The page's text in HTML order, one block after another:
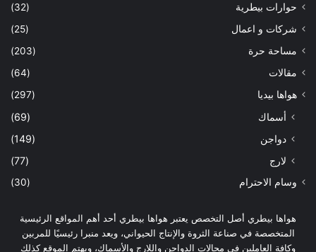
حوارات بيطرية
(32)
شركات و اعمال
(25)
مساحة حرة
(203)
مقالات
(64)
هواها بيديا
(297)
أسماك
(69)
دواجن
(149)
لارج
(77)
وسام الاحترام (30)
هواها بيطري أصل التخصص يعتبر هواها بيطري أحد أهم المواقع الرئيسية
المتخصصة في صناعة الثروة والإنتاج الحيواني، ويعد منبرا رئيسيًا للمربين
وكافة العاملين في مجالات الدواجن واللارج والأسماك، ويهتم الموقع كذلك